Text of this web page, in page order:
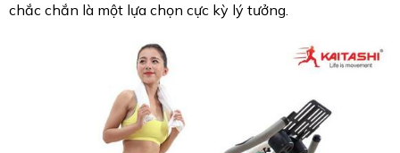
chắc chắn là một lựa chọn cực kỳ lý tưởng.